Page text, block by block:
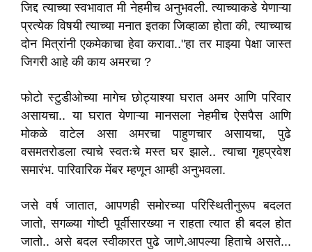
जिद्द त्याच्या स्वभावात मी नेहमीच अनुभवली. त्याच्याकडे येणाऱ्या
प्रत्येक विषयी त्याच्या मनात इतका जिव्हाळा होता की,त्याच्याच
दोन मित्रांनी एकमेकाचा हेवा करावा.."हा तर माझ्या पेक्षा जास्त
जिगरी आहे की काय अमरचा ?
फोटो स्टुडीओच्या मागेच छोट्याश्या घरात अमर आणि परिवार
असायचा.. या घरात येणाऱ्या मानसला नेहमीच ऐसपैस आणि
मोकळे वाटेल असा अमरचा पाहुणचार असायचा,पुढे
वसमतरोडला त्याचे स्वतःचे मस्त घर झाले.. त्याचा गृहप्रवेश
समारंभ.पारिवारिक मेंबर म्हणून आम्ही अनुभवला.
जसे वर्ष जातात,आपणही समोरच्या परिस्थितीनुरूप बदलत
जातो,सगळ्या गोष्टी पूर्वीसारख्या न राहता त्यात ही बदल होत
जातो.. असे बदल स्वीकारत पुढे जाणे.आपल्या हिताचे असते...